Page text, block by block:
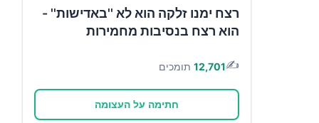
רצח ימנו זלקה הוא לא ''באדישות'' -
הוא רצח בנסיבות מחמירות
✍️
12,701 תומכים
חתימה על העצומה